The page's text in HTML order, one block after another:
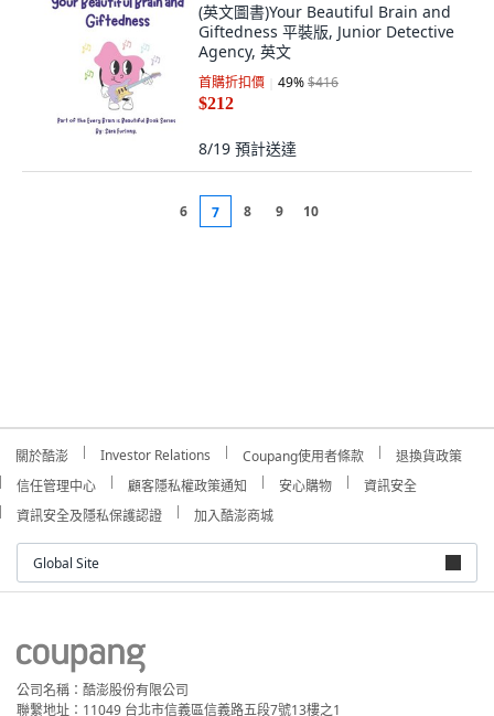
(英文圖書)Your Beautiful Brain and
Giftedness 平裝版, Junior Detective
Agency, 英文
首購折扣價 49%$416
$212
8/19 預計送達
6 7 8 9 10
關於酷澎 Investor Relations Coupang使用者條款
退換貨政策
信任管理中心
顧客隱私權政策通知 安心購物
資訊安全
資訊安全及隱私保護認證
加入酷澎商城
Global Site
公司名稱：酷澎股份有限公司
聯繫地址：11049 台北市信義區信義路五段7號13樓之1